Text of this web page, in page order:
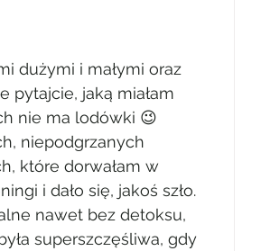
dużymi i małymi oraz
pytajcie, jaką miałam
nie ma lodówki 😉
niepodgrzanych
które dorwałam w
i dało się, jakoś szło.
nawet bez detoksu,
superszczęśliwa, gdy